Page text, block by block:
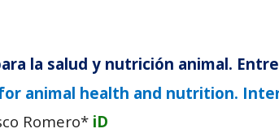
la salud y nutrición animal.
animal health and nutrition.
Romero* iD